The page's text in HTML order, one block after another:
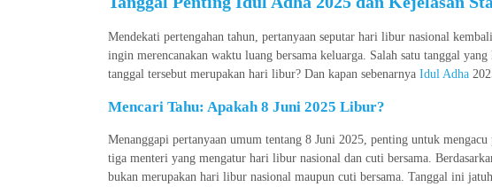
Mendekati pertengahan tahun, pertanyaan seputar hari libur nasional
ingin merencanakan waktu luang bersama keluarga. Salah satu tanggal
tanggal tersebut merupakan hari libur? Dan kapan sebenarnya Idul Adha
Mencari Tahu: Apakah 8 Juni 2025 Libur?
Menanggapi pertanyaan umum tentang 8 Juni 2025, penting untuk
tiga menteri yang mengatur hari libur nasional dan cuti bersama.
bukan merupakan hari libur nasional maupun cuti bersama. Tanggal ini